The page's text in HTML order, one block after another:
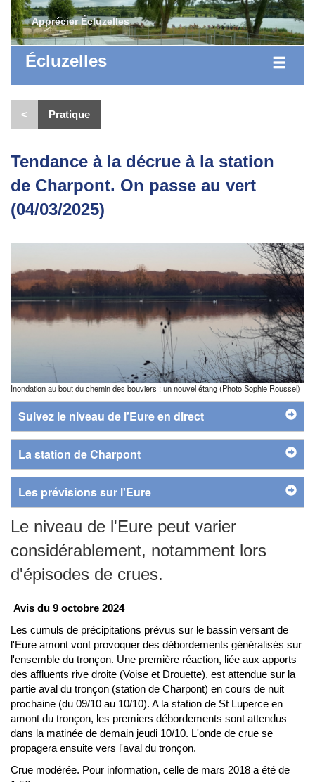
Apprécier Écluzelles
Écluzelles
< Pratique
Tendance à la décrue à la station
de Charpont. On passe au vert
(04/03/2025)
Inondation au bout du chemin des bouviers : un nouvel étang (Photo Sophie Roussel)
Suivez le niveau de l'Eure en direct
La station de Charpont
Les prévisions sur l'Eure
Le niveau de l'Eure peut varier
considérablement, notamment lors
d'épisodes de crues.
Avis du 9 octobre 2024
Les cumuls de précipitations prévus sur le bassin versant de
l'Eure amont vont provoquer des débordements généralisés sur
l'ensemble du tronçon. Une première réaction, liée aux apports
des affluents rive droite (Voise et Drouette), est attendue sur la
partie aval du tronçon (station de Charpont) en cours de nuit
prochaine (du 09/10 au 10/10). A la station de St Luperce en
amont du tronçon, les premiers débordements sont attendus
dans la matinée de demain jeudi 10/10. L'onde de crue se
propagera ensuite vers l'aval du tronçon.
Crue modérée. Pour information, celle de mars 2018 a été de